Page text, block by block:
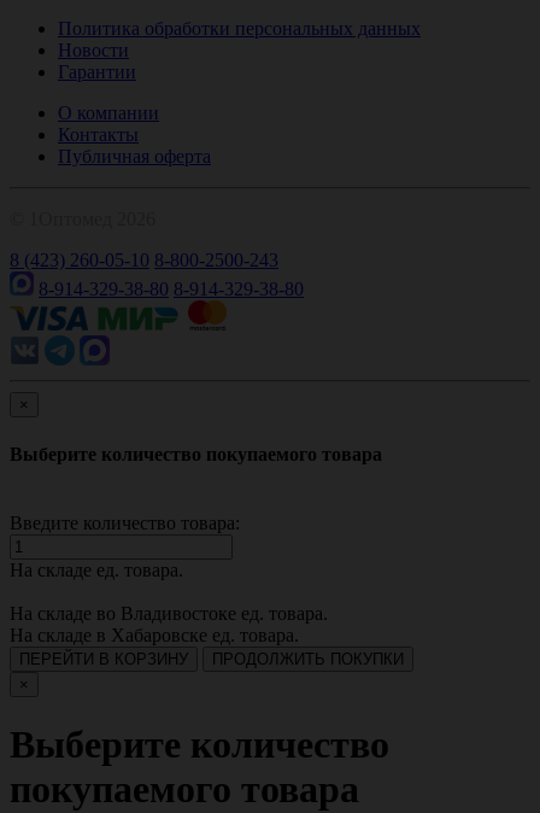
Политика обработки персональных данных
Новости
Гарантии
О компании
Контакты
Публичная оферта
8 (423) 260-05-10 8-800-2500-243
8-914-329-38-80 8-914-329-38-80
×
Выберите количество покупаемого товара
Введите количество товара:
На складе ед. товара.
На складе во Владивостоке ед. товара.
На складе в Хабаровске ед. товара.
ПЕРЕЙТИ В КОРЗИНУ
ПРОДОЛЖИТЬ ПОКУПКИ
×
Выберите количество
покупаемого товара